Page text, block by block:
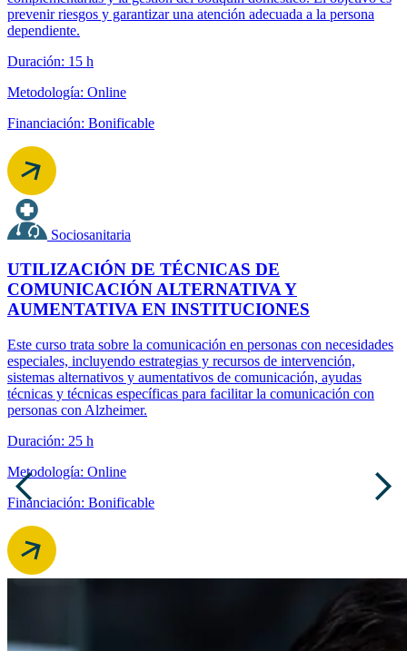
prevenir riesgos y garantizar una atención adecuada a la persona
dependiente.
Duración: 15 h
Metodología: Online
Financiación: Bonificable
Sociosanitaria
UTILIZACIÓN DE TÉCNICAS DE
COMUNICACIÓN ALTERNATIVA Y
AUMENTATIVA EN INSTITUCIONES
Este curso trata sobre la comunicación en personas con necesidades
especiales, incluyendo estrategias y recursos de intervención,
sistemas alternativos y aumentativos de comunicación, ayudas
técnicas y técnicas específicas para facilitar la comunicación con
personas con Alzheimer.
Duración: 25 h
Metodología: Online
Financiación: Bonificable